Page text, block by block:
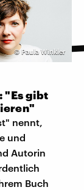
©Paula Winkler
"Es gibt
nennt,
und
Autorin
Buch